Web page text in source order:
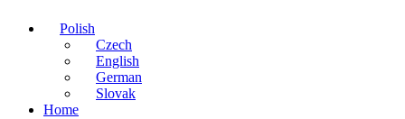
Polish
Czech
English
German
Slovak
Home